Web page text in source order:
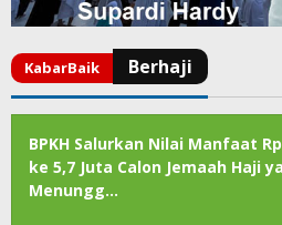
BPKH Salurkan Nilai Manfaat
ke 5,7 Juta Calon Jemaah Haji
Menungg…